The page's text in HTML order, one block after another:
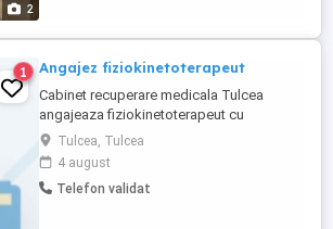
2
1 Angajez fiziokinetoterapeut
Cabinet recuperare medicala Tulcea
angajeaza fiziokinetoterapeut cu
experienta in masaj. Relatii la sediul din
Tulcea, cartier E 3, str Meduzei, FN . sau la
telefon sau .
Tulcea, Tulcea
4 august
Telefon validat